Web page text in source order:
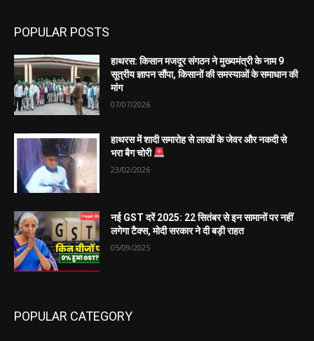
POPULAR POSTS
हाथरस: किसान मजदूर संगठन ने मुख्यमंत्री के नाम 9
सूत्रीय ज्ञापन सौंपा, किसानों की समस्याओं के समाधान की
मांग
07/07/2026
हाथरस में शादी समारोह से लाखों के जेवर और नकदी से
भरा बैग चोरी
23/02/2026
नई GST दरें 2025: 22 सितंबर से इन सामानों पर नहीं
लगेगा टैक्स, मोदी सरकार ने दी बड़ी राहत
05/09/2025
POPULAR CATEGORY